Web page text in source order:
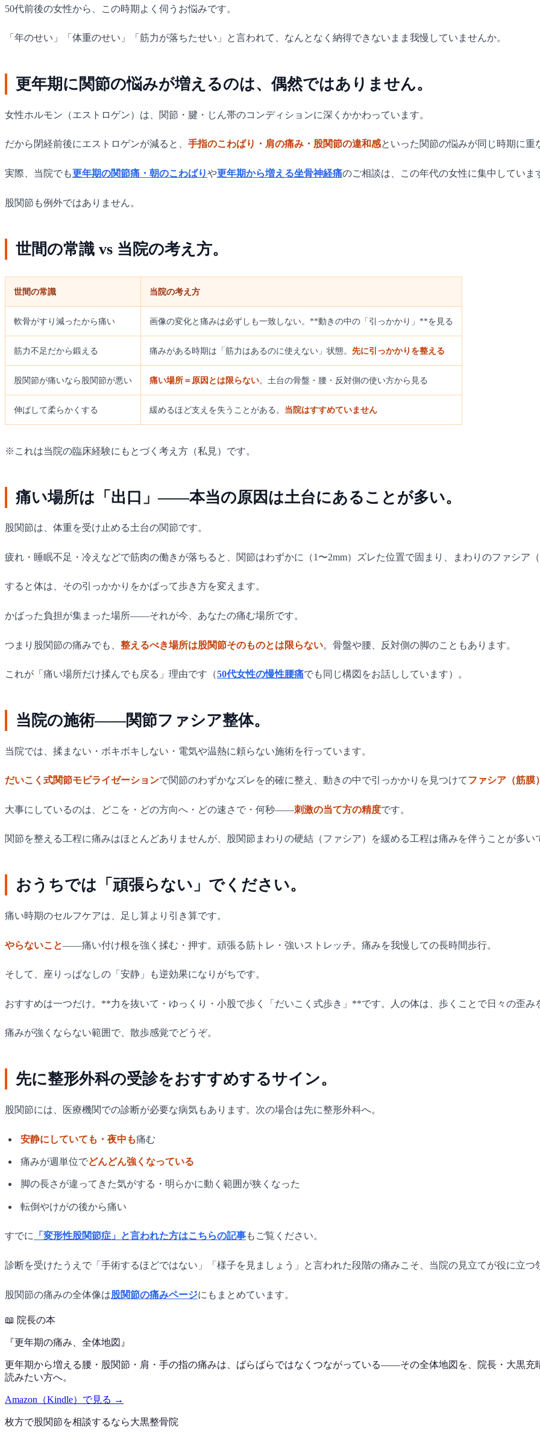
50代前後の女性から、この時期よく伺うお悩みです。
「年のせい」「体重のせい」「筋力が落ちたせい」と言われて、なんとなく納得できないまま我慢していませんか。
更年期に関節の悩みが増えるのは、偶然ではありません。
女性ホルモン（エストロゲン）は、関節・腱・じん帯のコンディションに深くかかわっています。
だから閉経前後にエストロゲンが減ると、 手指のこわばり・肩の痛み・股関節の違和感といった関節の悩みが同じ時期に重
実際、当院でも更年期の関節痛・朝のこわばりや更年期から増える坐骨神経痛のご相談は、この年代の女性に集中していま
股関節も例外ではありません。
世間の常識 vs 当院の考え方。
世間の常識 当院の考え方
軟骨がすり減ったから痛い 画像の変化と痛みは必ずしも一致しない。**動きの中の「引っかかり」**を見る
筋力不足だから鍛える 痛みがある時期は「筋力はあるのに使えない」状態。 先に引っかかりを整える
股関節が痛いなら股関節が悪い 痛い場所＝原因とは限らない。土台の骨盤・腰・反対側の使い方から見る
伸ばして柔らかくする 緩めるほど支えを失うことがある。 当院はすすめていません
※これは当院の臨床経験にもとづく考え方（私見）です。
痛い場所は「出口」——本当の原因は土台にあることが多い。
股関節は、体重を受け止める土台の関節です。
疲れ・睡眠不足・冷えなどで筋肉の働きが落ちると、関節はわずかに（1〜2mm）ズレた位置で固まり、まわりのファシア
すると体は、その引っかかりをかばって歩き方を変えます。
かばった負担が集まった場所——それが今、あなたの痛む場所です。
つまり股関節の痛みでも、 整えるべき場所は股関節そのものとは限らない。骨盤や腰、反対側の脚のこともあります。
これが「痛い場所だけ揉んでも戻る」理由です（50代女性の慢性腰痛でも同じ構図をお話ししています）。
当院の施術——関節ファシア整体。
当院では、揉まない・ボキボキしない・電気や温熱に頼らない施術を行っています。
だいこく式関節モビライゼーションで関節のわずかなズレを的確に整え、動きの中で引っかかりを見つけてファシア（筋膜
大事にしているのは、どこを・どの方向へ・どの速さで・何秒——刺激の当て方の精度です。
関節を整える工程に痛みはほとんどありませんが、股関節まわりの硬結（ファシア）を緩める工程は痛みを伴うことが多い
おうちでは「頑張らない」でください。
痛い時期のセルフケアは、足し算より引き算です。
やらないこと——痛い付け根を強く揉む・押す。頑張る筋トレ・強いストレッチ。痛みを我慢しての長時間歩行。
そして、座りっぱなしの「安静」も逆効果になりがちです。
おすすめは一つだけ。**力を抜いて・ゆっくり・小股で歩く「だいこく式歩き」**です。人の体は、歩くことで日々の歪み
痛みが強くならない範囲で、散歩感覚でどうぞ。
先に整形外科の受診をおすすめするサイン。
股関節には、医療機関での診断が必要な病気もあります。次の場合は先に整形外科へ。
安静にしていても・夜中も痛む
痛みが週単位でどんどん強くなっている
脚の長さが違ってきた気がする・明らかに動く範囲が狭くなった
転倒やけがの後から痛い
すでに 「変形性股関節症」と言われた方はこちらの記事もご覧ください。
診断を受けたうえで「手術するほどではない」「様子を見ましょう」と言われた段階の痛みこそ、当院の見立てが役に立つ
股関節の痛みの全体像は股関節の痛みページにもまとめています。
📖 院長の本
『更年期の痛み、全体地図 』
更年期から増える腰・股関節・肩・手の指の痛みは、ばらばらではなくつながっている——その全体地図を、院長・大黒充
読みたい方へ。
Amazon（Kindle）で見る →
枚方で股関節を相談するなら大黒整骨院